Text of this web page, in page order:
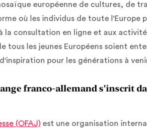
européenne de cultures, de
où les individus de toute l'Europe
la consultation en ligne et aux
tous les jeunes Européens soient
pour les générations à
franco-allemand s'inscrit
(OFAJ) est une organisation